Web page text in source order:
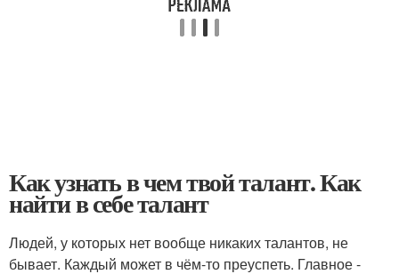
Как узнать в чем твой талант. Как
найти в себе талант
Людей, у которых нет вообще никаких талантов, не
бывает. Каждый может в чём-то преуспеть. Главное -